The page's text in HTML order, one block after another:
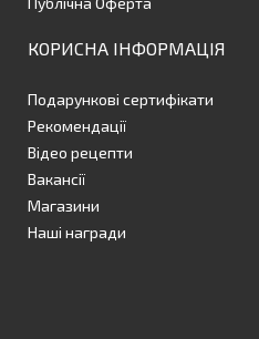
КОРИСНА ІНФОРМАЦІЯ
Подарункові сертифікати
Рекомендації
Відео рецепти
Вакансії
Магазини
Наші награди